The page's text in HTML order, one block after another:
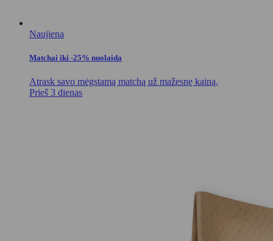
Naujiena
Matchai iki -25% nuolaida
Atrask savo mėgstamą matchą už mažesnę kainą.
Prieš 3 dienas